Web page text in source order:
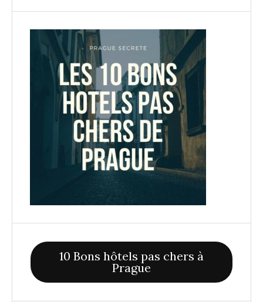
10 Bons hôtels pas chers à
Prague